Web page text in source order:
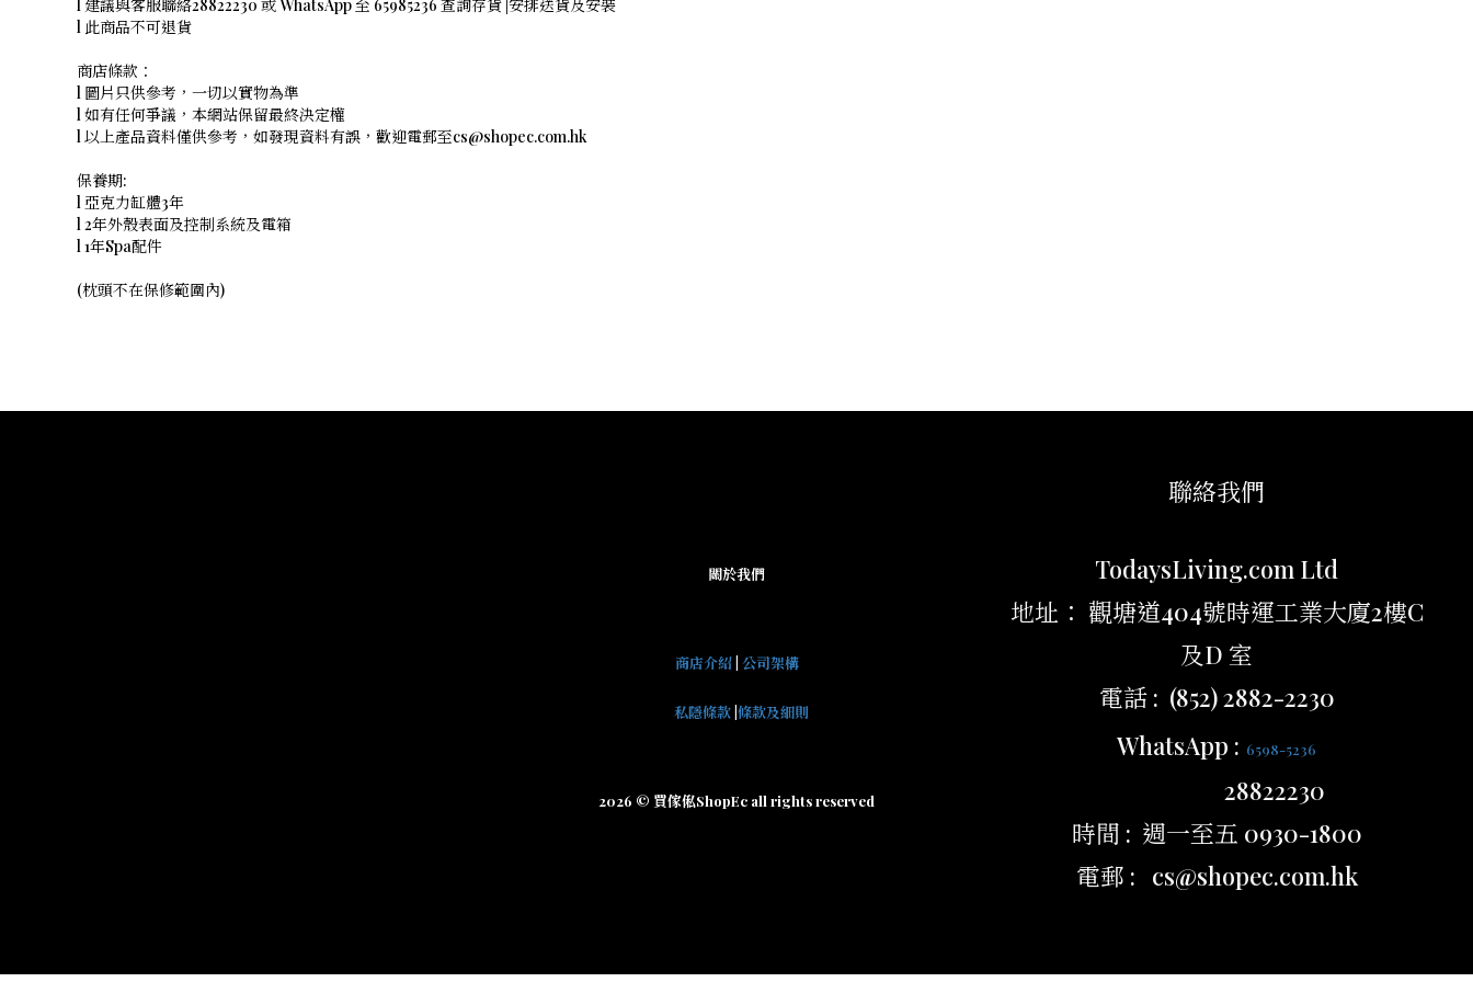
l 建議與客服聯絡28822230 或 WhatsApp 至 65985236 查詢存貨 |安排送貨及安裝
l 此商品不可退貨
商店條款：
l 圖片只供參考，一切以實物為準
l 如有任何爭議，本網站保留最終決定權
l 以上產品資料僅供參考，如發現資料有誤，歡迎電郵至cs@shopec.com.hk
保養期:
l 亞克力缸體3年
l 2年外殼表面及控制系統及電箱
l 1年Spa配件
(枕頭不在保修範圍內)
關於我們
商店介紹| 公司架構
私隱條款 條款及細則
2026 © 買傢俬ShopEc all rights reserved
聯絡我們
TodaysLiving.com Ltd
地址： 觀塘道404號時運工業大廈2樓C
及D 室
電話 : (852) 2882-2230
WhatsApp : 6598-5236
28822230
時間 : 週一至五 0930-1800
電郵 : cs@shopec.com.hk